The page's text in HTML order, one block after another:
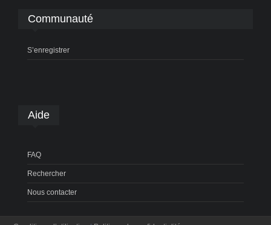
Communauté
S’enregistrer
Aide
FAQ
Rechercher
Nous contacter